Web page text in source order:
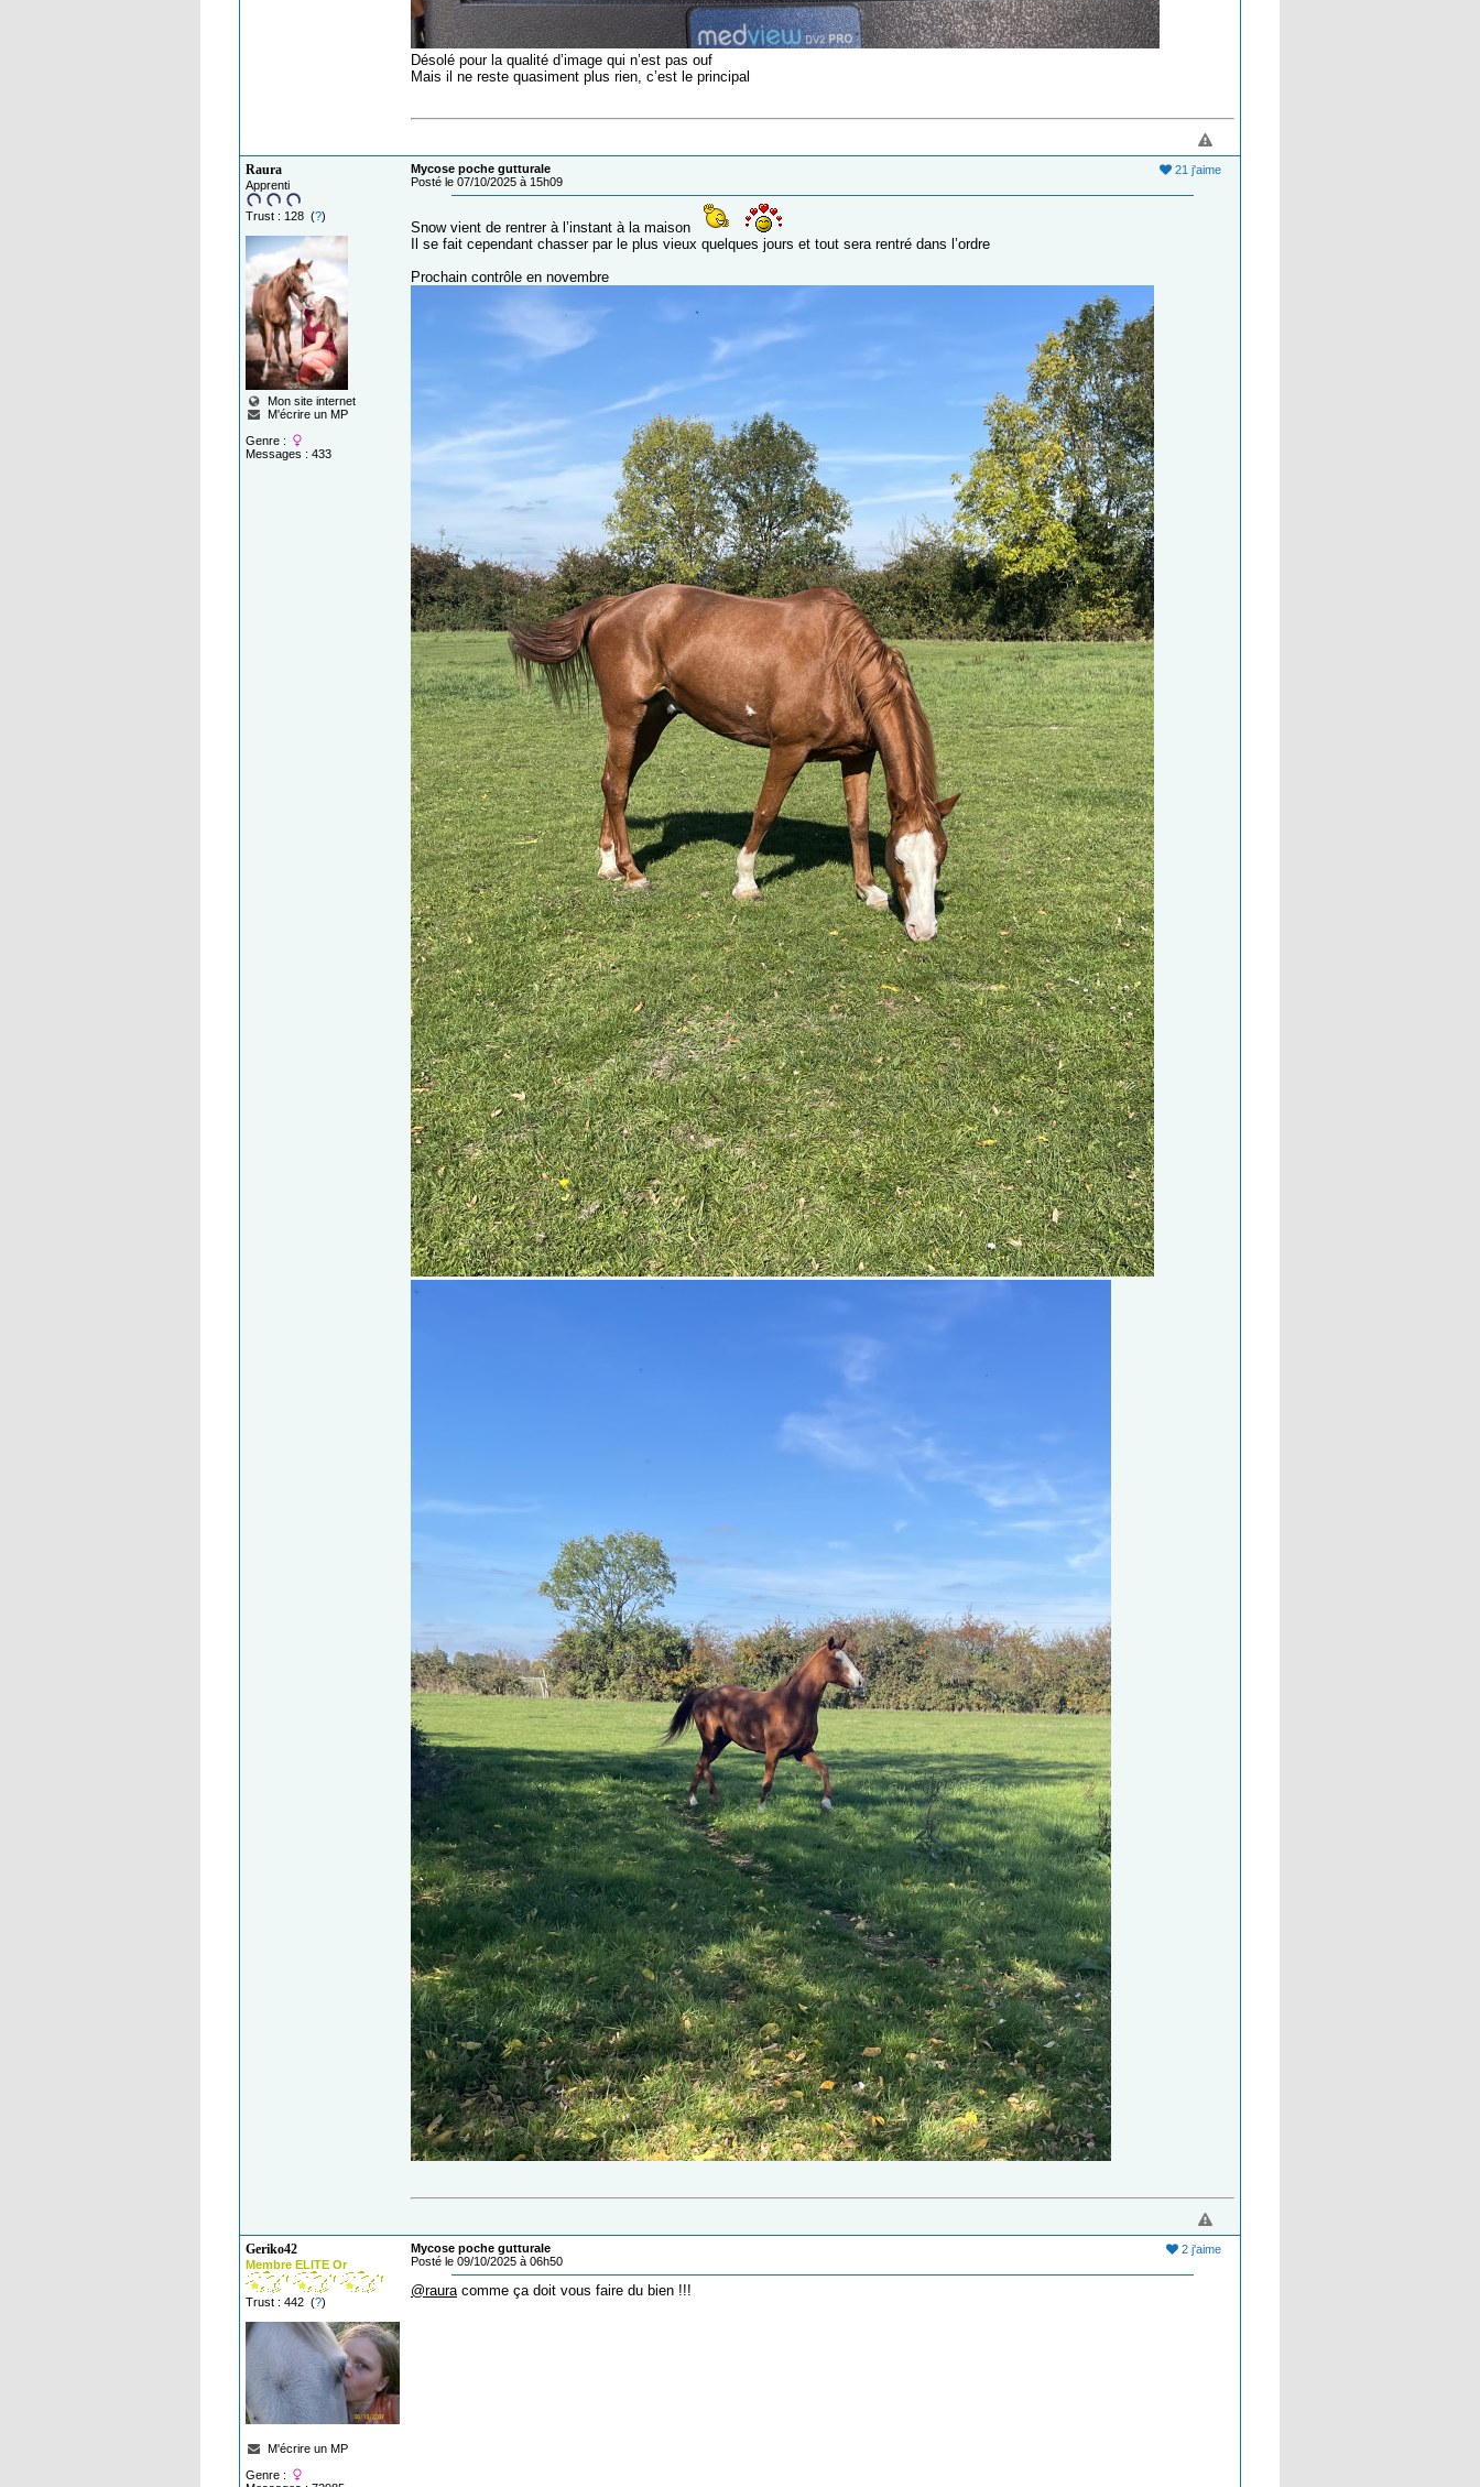
Désolé pour la qualité d’image qui n’est pas ouf
Mais il ne reste quasiment plus rien, c’est le principal
Raura
Apprenti
Trust : 128 (?)
Mon site internet
M'écrire un MP
Genre :
Messages : 433
21 j'aime
Mycose poche gutturale
Posté le 07/10/2025 à 15h09
Snow vient de rentrer à l’instant à la maison
Il se fait cependant chasser par le plus vieux quelques jours et tout sera rentré dans l’ordre
Prochain contrôle en novembre
Geriko42
Membre ELITE Or
Trust : 442 (?)
M'écrire un MP
Genre :
2 j'aime
Mycose poche gutturale
Posté le 09/10/2025 à 06h50
@raura comme ça doit vous faire du bien !!!